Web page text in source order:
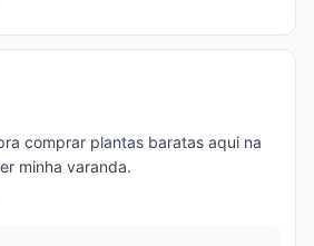
comprar plantas baratas aqui na
minha varanda.